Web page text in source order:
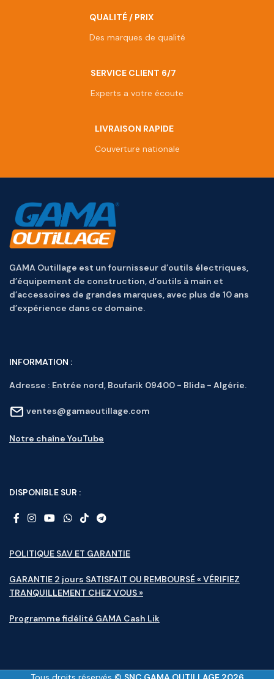
QUALITÉ / PRIX
Des marques de qualité
SERVICE CLIENT 6/7
Experts a votre écoute
LIVRAISON RAPIDE
Couverture nationale
GAMA Outillage est un fournisseur d’outils électriques,
d’équipement de construction, d’outils à main et
d’accessoires de grandes marques, avec plus de 10 ans
d’expérience dans ce domaine.
INFORMATION :
Adresse : Entrée nord, Boufarik 09400 - Blida - Algérie.
ventes@gamaoutillage.com
Notre chaîne YouTube
DISPONIBLE SUR :
POLITIQUE SAV ET GARANTIE
GARANTIE 2 jours SATISFAIT OU REMBOURSÉ « VÉRIFIEZ
TRANQUILLEMENT CHEZ VOUS »
Programme fidélité GAMA Cash Lik